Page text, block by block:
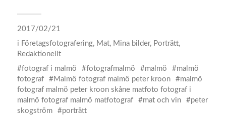
2017/02/21
i Företagsfotografering, Mat, Mina bilder, Porträtt,
Redaktionellt
fotograf i malmö
fotografmalmö malmö
malmö
fotograf
Malmö fotograf malmö peter kroon
malmö
fotograf malmö peter kroon skåne matfoto fotograf i
malmö fotograf malmö matfotograf
mat och vin
peter
skogström
porträtt